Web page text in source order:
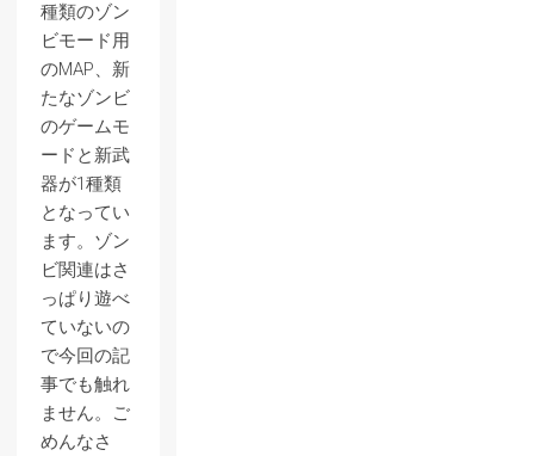
種類のゾン
ビモード用
のMAP、新
たなゾンビ
のゲームモ
ードと新武
器が1種類
となってい
ます。ゾン
ビ関連はさ
っぱり遊べ
ていないの
で今回の記
事でも触れ
ません。ご
めんなさ